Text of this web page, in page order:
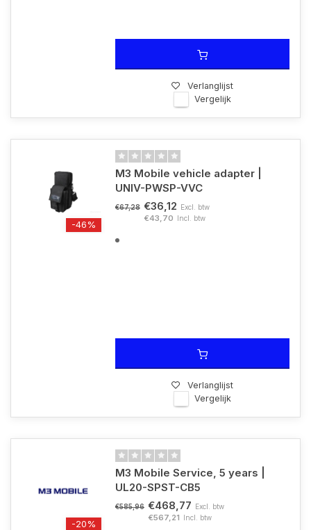
Verlanglijst
Vergelijk
-46%
M3 Mobile vehicle adapter |
UNIV-PWSP-VVC
€67,28 €36,12 Excl. btw
€43,70 Incl. btw
Verlanglijst
Vergelijk
-20%
M3 Mobile Service, 5 years |
UL20-SPST-CB5
€585,96 €468,77 Excl. btw
€567,21 Incl. btw